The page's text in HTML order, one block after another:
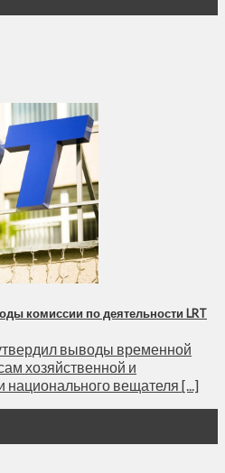
комиссии по деятельности LRT
выводы временной
хозяйственной и
национального вещателя [...]